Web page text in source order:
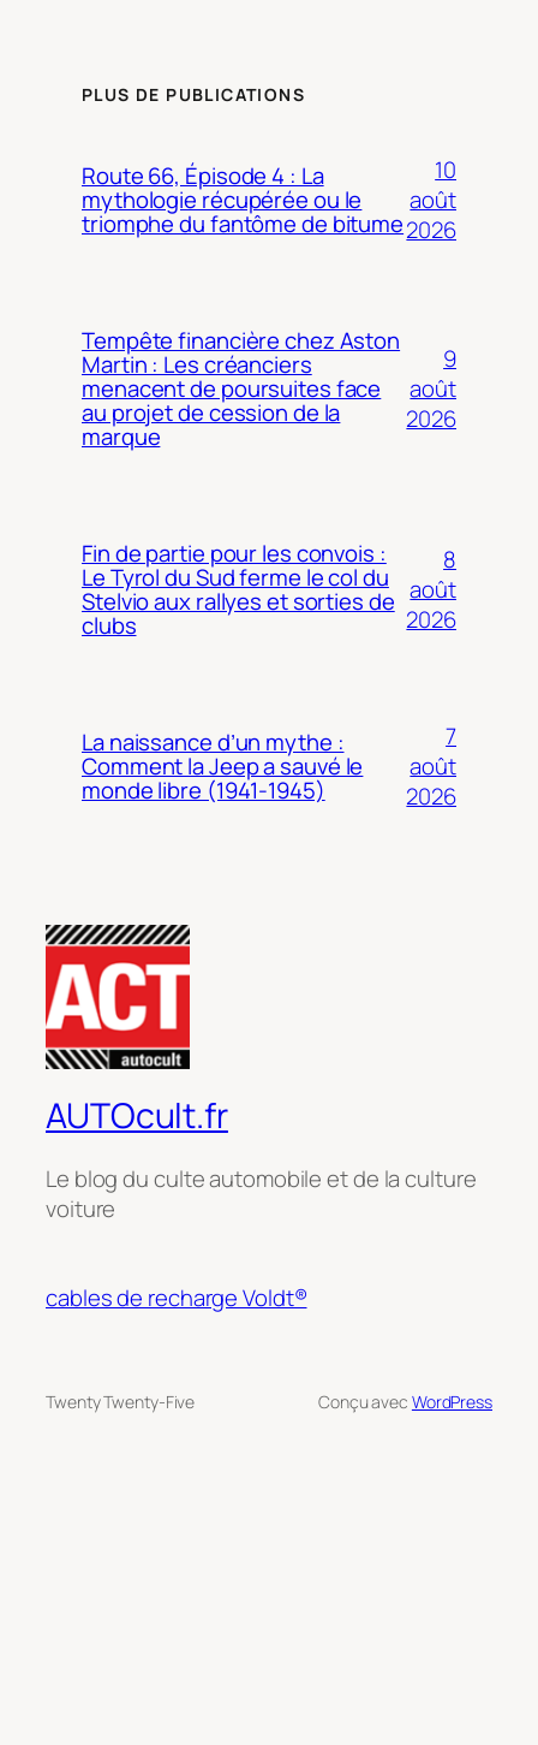
PLUS DE PUBLICATIONS
Route 66, Épisode 4 : La
mythologie récupérée ou le
triomphe du fantôme de bitume
10
août
2026
Tempête financière chez Aston
Martin : Les créanciers
menacent de poursuites face
au projet de cession de la
marque
9
août
2026
Fin de partie pour les convois :
Le Tyrol du Sud ferme le col du
Stelvio aux rallyes et sorties de
clubs
8
août
2026
La naissance d’un mythe :
Comment la Jeep a sauvé le
monde libre (1941-1945)
7
août
2026
AUTOcult.fr
Le blog du culte automobile et de la culture
voiture
cables de recharge Voldt®
Twenty Twenty-Five Conçu avec WordPress